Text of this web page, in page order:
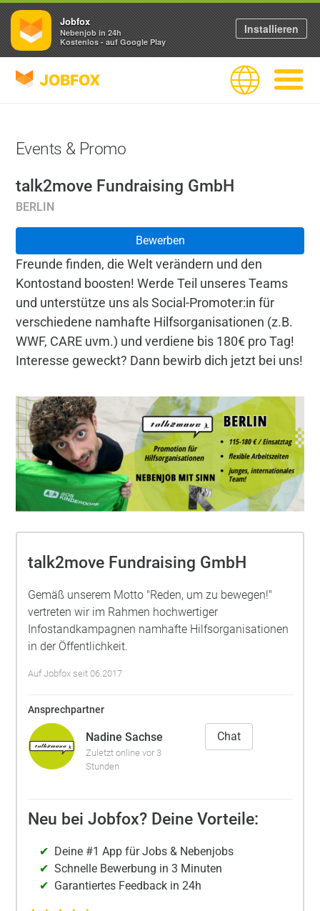
JOBFOX Sprache
Events & Promo
talk2move Fundraising GmbH
BERLIN
Bewerben
Freunde finden, die Welt verändern und den
Kontostand boosten! Werde Teil unseres Teams
und unterstütze uns als Social-Promoter:in für
verschiedene namhafte Hilfsorganisationen (z.B.
WWF, CARE uvm.) und verdiene bis 180€ pro Tag!
Interesse geweckt? Dann bewirb dich jetzt bei uns!
talk2move Fundraising GmbH
Gemäß unserem Motto "Reden, um zu bewegen!"
vertreten wir im Rahmen hochwertiger
Infostandkampagnen namhafte Hilfsorganisationen
in der Öffentlichkeit.
Auf Jobfox seit 06.2017
Ansprechpartner
Nadine Sachse
Zuletzt online vor 3
Stunden
Chat
Neu bei Jobfox? Deine Vorteile:
Deine #1 App für Jobs & Nebenjobs
Schnelle Bewerbung in 3 Minuten
Garantiertes Feedback in 24h
Jobfox
Nebenjob in 24h
Kostenlos - auf Google Play
Installieren